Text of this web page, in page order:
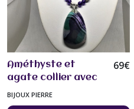
Améthyste et
agate collier avec
superbe pendentif
violet/vert réglable
69€
BIJOUX PIERRE